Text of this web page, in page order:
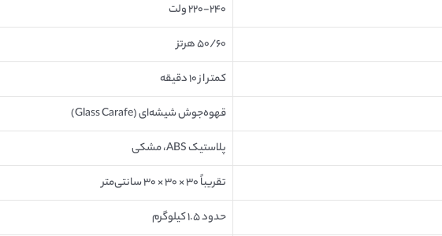
۲۲۰-۲۴۰ ولت
۵۰/۶۰ هرتز
کمتر از ۱۰ دقیقه
قهوه‌جوش شیشه‌ای (Glass Carafe)
پلاستیک ABS، مشکی
تقریباً ۳۰ × ۳۰ × ۳۰ سانتی‌متر
حدود ۱.۵ کیلوگرم